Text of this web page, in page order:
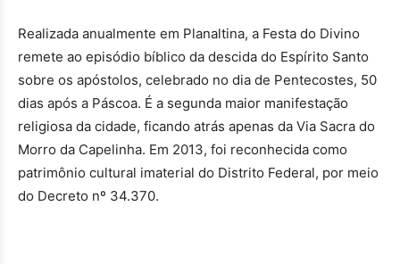
Realizada anualmente em Planaltina, a Festa do Divino
remete ao episódio bíblico da descida do Espírito Santo
sobre os apóstolos, celebrado no dia de Pentecostes, 50
dias após a Páscoa. É a segunda maior manifestação
religiosa da cidade, ficando atrás apenas da Via Sacra do
Morro da Capelinha. Em 2013, foi reconhecida como
patrimônio cultural imaterial do Distrito Federal, por meio
do Decreto nº 34.370.